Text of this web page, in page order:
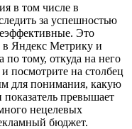
в том числе в
за успешностью
Это
в Яндекс Метрику и
по тому, откуда на него
посмотрите на столбец
для понимания, какую
превышает
нецелевых
бюджет.